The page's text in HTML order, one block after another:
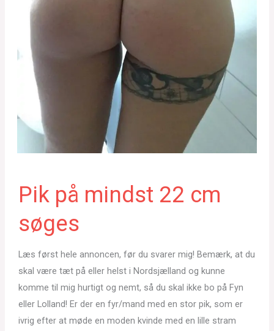
Pik på mindst 22 cm
søges
Læs først hele annoncen, før du svarer mig! Bemærk, at du
skal være tæt på eller helst i Nordsjælland og kunne
komme til mig hurtigt og nemt, så du skal ikke bo på Fyn
eller Lolland! Er der en fyr/mand med en stor pik, som er
ivrig efter at møde en moden kvinde med en lille stram